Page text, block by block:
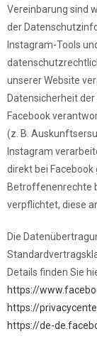
Vereinbarung sind
der
Instagram-Tools
unserer Website
Datensicherheit
Facebook
(z. B.
Instagram
direkt bei Facebook
Betroffenenrechte
verpflichtet, diese
Die
Details finden Sie
https://
https://
https://de-